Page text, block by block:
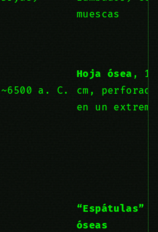
muescas
~6500 a. C.
Hoja ósea , 11
cm, perforada
en un extremo
“Espátulas”
óseas